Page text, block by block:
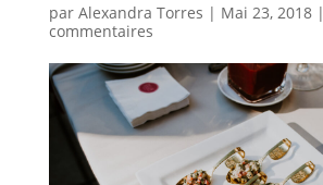
par Alexandra Torres | Mai 23, 2018|
commentaires